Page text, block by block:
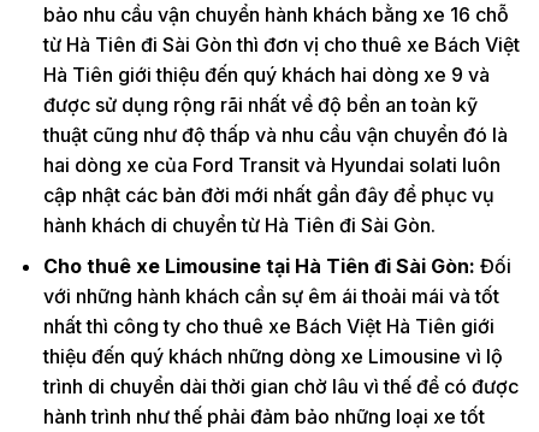
bảo nhu cầu vận chuyển hành khách bằng xe 16 chỗ
từ Hà Tiên đi Sài Gòn thì đơn vị cho thuê xe Bách Việt
Hà Tiên giới thiệu đến quý khách hai dòng xe 9 và
được sử dụng rộng rãi nhất về độ bền an toàn kỹ
thuật cũng như độ thấp và nhu cầu vận chuyển đó là
hai dòng xe của Ford Transit và Hyundai solati luôn
cập nhật các bản đời mới nhất gần đây để phục vụ
hành khách di chuyển từ Hà Tiên đi Sài Gòn.
Cho thuê xe Limousine tại Hà Tiên đi Sài Gòn: Đối
với những hành khách cần sự êm ái thoải mái và tốt
nhất thì công ty cho thuê xe Bách Việt Hà Tiên giới
thiệu đến quý khách những dòng xe Limousine vì lộ
trình di chuyển dài thời gian chờ lâu vì thế để có được
hành trình như thế phải đảm bảo những loại xe tốt